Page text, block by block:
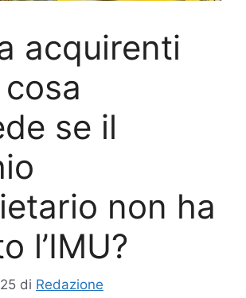
acquirenti
se il
non ha
l’IMU?
di Redazione